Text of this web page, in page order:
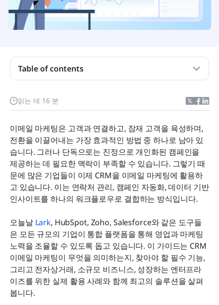
읽는 데 16 분
이메일 마케팅은 고객과 연결하고, 잠재 고객을 육성하며,
전환을 이끌어내는 가장 효과적인 방법 중 하나로 남아 있
습니다. 그러나 단독으로는 진정으로 개인화된 캠페인을
제공하는 데 필요한 맥락이 부족할 수 있습니다. 그렇기 때
문에 많은 기업들이 이제 CRM을 이메일 마케팅에 활용하
고 있습니다. 이는 연락처 관리, 캠페인 자동화, 데이터 기반
인사이트를 하나의 워크플로우로 결합하는 방식입니다.
오늘날 Lark, HubSpot, Zoho, Salesforce와 같은 도구들
은 모든 규모의 기업이 통합 플랫폼을 통해 영업과 마케팅
노력을 조율할 수 있도록 돕고 있습니다. 이 가이드는 CRM
이메일 마케팅이 무엇을 의미하는지, 찾아야 할 필수 기능,
그리고 전자상거래, 소규모 비즈니스, 성장하는 엔터프라
이즈를 위한 실제 활용 사례와 함께 최고의 솔루션을 살펴
봅니다.
Table of contents
이메일 마케팅을 위한 CRM이 무엇인가요?
2025년 최고의 CRM 및 이메일 마케팅 소프트웨어
10가지를 살펴보세요
왜 기업에 CRM 이메일 마케팅 통합이 필요한가
결론
자주 묻는 질문
관련 읽기